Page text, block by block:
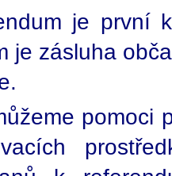
je první
je zásluha
pomoci